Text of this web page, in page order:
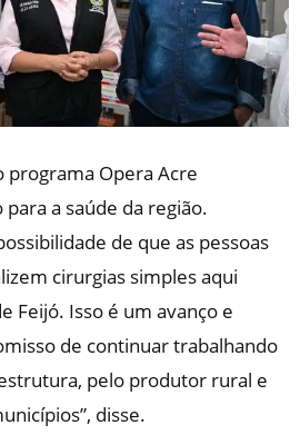
programa Opera Acre
a saúde da região.
de que as pessoas
cirurgias simples aqui
Feijó. Isso é um avanço e
de continuar trabalhando
pelo produtor rural e
disse.